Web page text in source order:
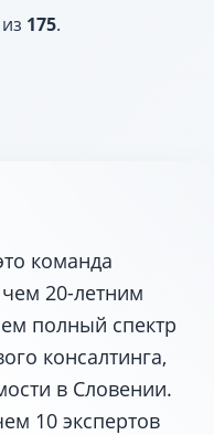
из 175.
команда
20-летним
полный спектр
консалтинга,
в Словении.
10 экспертов